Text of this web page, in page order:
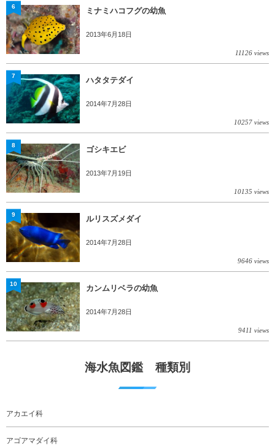
ミナミハコフグの幼魚
2013年6月18日
11126 views
6
ハタタテダイ
2014年7月28日
10257 views
7
ゴシキエビ
2013年7月19日
10135 views
8
ルリスズメダイ
2014年7月28日
9646 views
9
カンムリベラの幼魚
2014年7月28日
9411 views
10
海水魚図鑑 種類別
アカエイ科
アゴアマダイ科